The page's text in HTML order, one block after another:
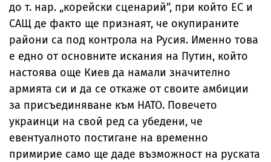
до т. нар. „корейски сценарий“, при който ЕС и
САЩ де факто ще признаят, че окупираните
райони са под контрола на Русия. Именно това
е едно от основните искания на Путин, който
настоява още Киев да намали значително
армията си и да се откаже от своите амбиции
за присъединяване към НАТО. Повечето
украинци на свой ред са убедени, че
евентуалното постигане на временно
примирие само ще даде възможност на руската